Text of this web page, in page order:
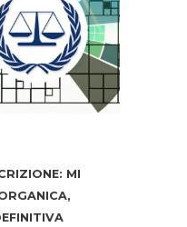
MI